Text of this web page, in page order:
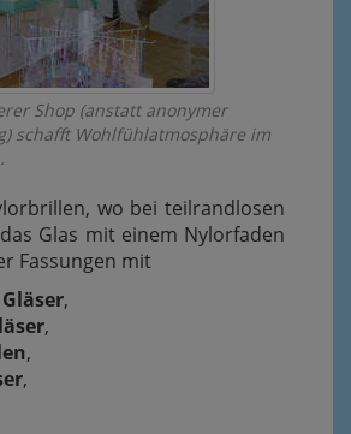
Shop (anstatt anonymer
schafft Wohlfühlatmosphäre im
wo bei teilrandlosen
Glas mit einem Nylorfaden
Fassungen mit
,
,
,
,